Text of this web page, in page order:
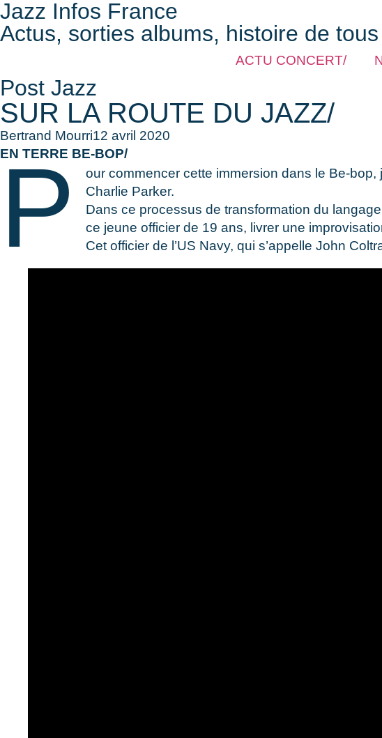
Jazz Infos France
Actus, sorties albums, histoire de
ACTU CONCERT/
Post Jazz
SUR LA ROUTE DU JAZZ/
Bertrand Mourri12 avril 2020
EN TERRE BE-BOP/
P
our commencer cette immersion dans le Be-
Charlie Parker.
Dans ce processus de transformation du
ce jeune officier de 19 ans, livrer une
Cet officier de l’US Navy, qui s’appelle John